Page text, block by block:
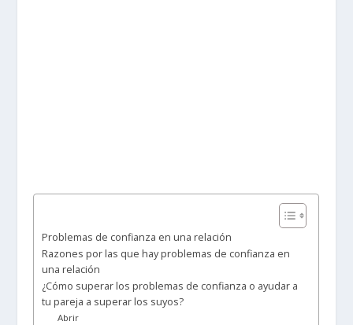
Problemas de confianza en una relación
Razones por las que hay problemas de confianza en
una relación
¿Cómo superar los problemas de confianza o ayudar a
tu pareja a superar los suyos?
Abrir